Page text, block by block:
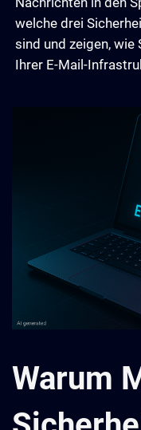
welche drei
sind und zeigen,
Ihrer E-Mail-
Warum